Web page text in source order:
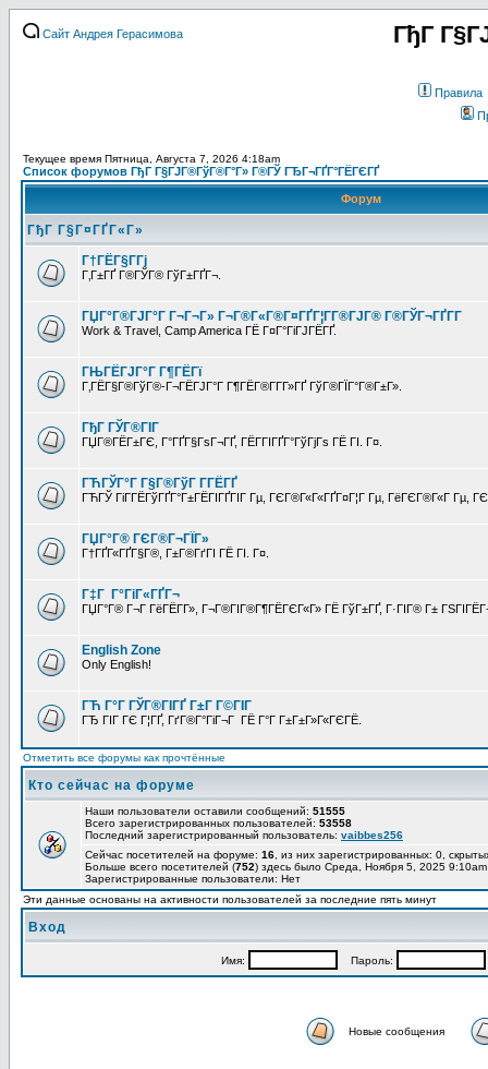
Сайт Андрея Герасимова ГђГ
Правила
Текущее время Пятница, Августа 7, 2026 4:18am
Список форумов ГђГ Г§ГЈГ®ГўГ®Г°Г» Г®ГЎ ГЂГ¬ГҐГ°ГЁГЄГҐ
Форум
ГђГ Г§Г¤ГҐГ«Г»
Г†ГЁГ§Г­Гј
Г‚Г±ГҐ Г®ГЎГ® ГўГ±ГҐГ¬.
ГЏГ°Г®ГЈГ°Г Г¬Г¬Г» Г¬Г®Г«Г®Г¤ГҐГ¦Г­Г®ГЈГ® Г®ГЎГ¬ГҐГ­Г
Work & Travel, Camp America ГЁ Г¤Г°ГіГЈГЁГҐ.
ГЊГЁГЈГ°Г Г¶ГЁГї
Г‚ГЁГ§Г®ГўГ®-Г¬ГЁГЈГ°Г Г¶ГЁГ®Г­Г­Г»ГҐ ГўГ®ГЇГ°Г®Г±Г».
ГђГ ГЎГ®ГІГ
ГЏГ®ГЁГ±ГЄ, Г°ГҐГ§ГѕГ¬ГҐ, ГЁГ­ГІГҐГ°ГўГјГѕ ГЁ ГІ. Г¤.
ГЋГЎГ°Г Г§Г®ГўГ Г­ГЁГҐ
ГЋГЎ ГіГ­ГЁГўГҐГ°Г±ГЁГІГҐГІГ Гµ, ГЄГ®Г«Г«ГҐГ¤Г¦Г Гµ, ГёГЄГ®Г«Г Гµ,
ГЏГ°Г® ГЄГ®Г¬ГЇГ»
Г†ГҐГ«ГҐГ§Г®, Г±Г®ГґГІ ГЁ ГІ. Г¤.
Г‡Г Г°ГіГ«ГҐГ¬
ГЏГ°Г® Г¬Г ГёГЁГ­Г», Г¬Г®ГІГ®Г¶ГЁГЄГ«Г» ГЁ ГўГ±ГҐ, Г·ГІГ® Г±
English Zone
Only English!
ГЋ Г°Г ГЎГ®ГІГҐ Г±Г Г©ГІГ
ГЂ ГІГ ГЄ Г¦ГҐ, ГґГ®Г°ГіГ¬Г ГЁ Г°Г Г±Г±Г»Г«ГЄГЁ.
Отметить все форумы как прочтённые
Кто сейчас на форуме
Наши пользователи оставили сообщений: 51555
Всего зарегистрированных пользователей: 53558
Последний зарегистрированный пользователь: vaibbes256
Сейчас посетителей на форуме: 16 , из них зарегистрированных: 0,
Больше всего посетителей (752) здесь было Среда, Ноября 5, 2025 9:10am
Зарегистрированные пользователи: Нет
Эти данные основаны на активности пользователей за последние пять минут
Вход
Имя: Пароль:
Новые сообщения